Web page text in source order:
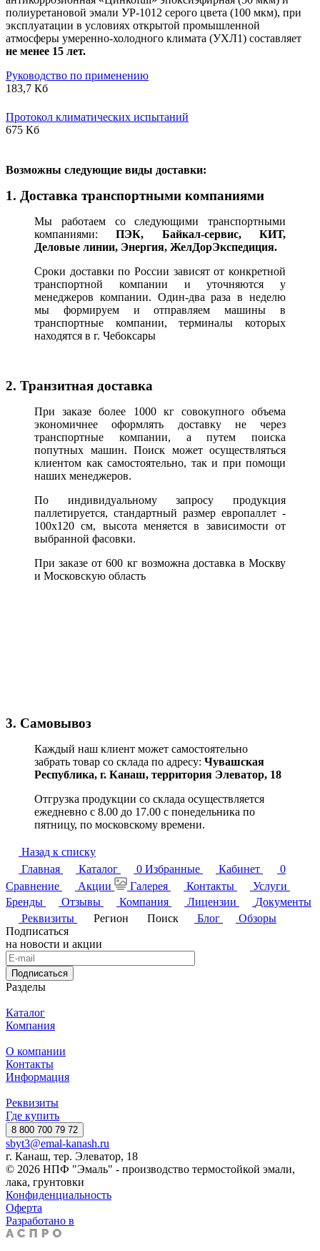
полиуретановой эмали УР-1012 серого цвета (100 мкм), при
эксплуатации в условиях открытой промышленной
атмосферы умеренно-холодного климата (УХЛ1) составляет
не менее 15 лет.
Руководство по применению
183,7 Кб
Протокол климатических испытаний
675 Кб
Возможны следующие виды доставки:
1. Доставка транспортными компаниями
Мы работаем со следующими транспортными
компаниями:ПЭК, Байкал-сервис, КИТ,
Деловые линии, Энергия, ЖелДорЭкспедиция.
Сроки доставки по России зависят от конкретной
транспортной компании и уточняются у
менеджеров компании. Один-два раза в неделю
мы формируем и отправляем машины в
транспортные компании, терминалы которых
находятся в г. Чебоксары
2. Транзитная доставка
При заказе более 1000 кг совокупного объема
экономичнее оформлять доставку не через
транспортные компании, а путем поиска
попутных машин. Поиск может осуществляться
клиентом как самостоятельно, так и при помощи
наших менеджеров.
По индивидуальному запросу продукция
паллетируется, стандартный размер европаллет -
100х120 см, высота меняется в зависимости от
выбранной фасовки.
При заказе от 600 кг возможна доставка в Москву
и Московскую область
3. Самовывоз
Каждый наш клиент может самостоятельно
забрать товар со склада по адресу: Чувашская
Республика, г. Канаш, территория Элеватор, 18
Отгрузка продукции со склада осуществляется
ежедневно с 8.00 до 17.00 с понедельника по
пятницу, по московскому времени.
Назад к списку
Главная
Каталог 0 Избранные Кабинет
0
Сравнение
Акции Галерея Контакты
Услуги
Бренды
Отзывы Компания Лицензии
Документы
Реквизиты
Регион Поиск Блог
Обзоры
Подписаться
на новости и акции
Подписаться
Разделы
Каталог
Компания
О компании
Контакты
Информация
Реквизиты
Где купить
8 800 700 79 72
sbyt3@emal-kanash.ru
г. Канаш, тер. Элеватор, 18
© 2026 НПФ "Эмаль" - производство термостойкой эмали,
лака, грунтовки
Конфиденциальность
Оферта
Разработано в